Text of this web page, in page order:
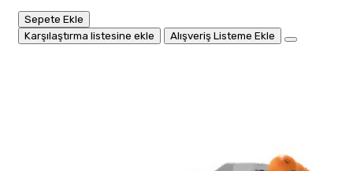
Sepete Ekle
Karşılaştırma listesine ekle
Alışveriş Listeme Ekle